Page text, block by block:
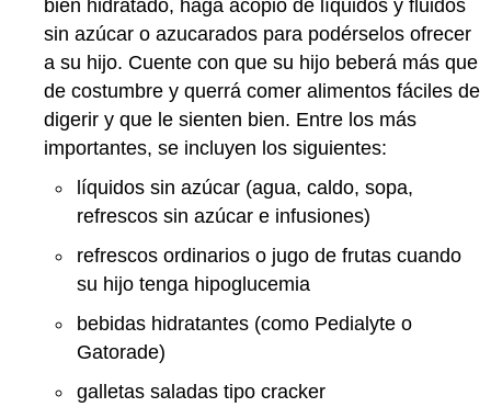
bien hidratado, haga acopio de líquidos y fluidos
sin azúcar o azucarados para podérselos ofrecer
a su hijo. Cuente con que su hijo beberá más que
de costumbre y querrá comer alimentos fáciles de
digerir y que le sienten bien. Entre los más
importantes, se incluyen los siguientes:
líquidos sin azúcar (agua, caldo, sopa,
refrescos sin azúcar e infusiones)
refrescos ordinarios o jugo de frutas cuando
su hijo tenga hipoglucemia
bebidas hidratantes (como Pedialyte o
Gatorade)
galletas saladas tipo cracker